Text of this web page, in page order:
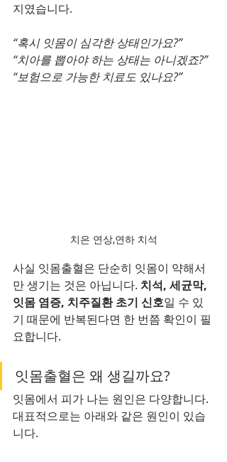
지였습니다.
“혹시 잇몸이 심각한 상태인가요?”
“치아를 뽑아야 하는 상태는 아니겠죠?”
“보험으로 가능한 치료도 있나요?”
치은 연상,연하 치석
사실 잇몸출혈은 단순히 잇몸이 약해서
만 생기는 것은 아닙니다. 치석, 세균막,
잇몸 염증, 치주질환 초기 신호일 수 있
기 때문에 반복된다면 한 번쯤 확인이 필
요합니다.
잇몸출혈은 왜 생길까요?
잇몸에서 피가 나는 원인은 다양합니다.
대표적으로는 아래와 같은 원인이 있습
니다.